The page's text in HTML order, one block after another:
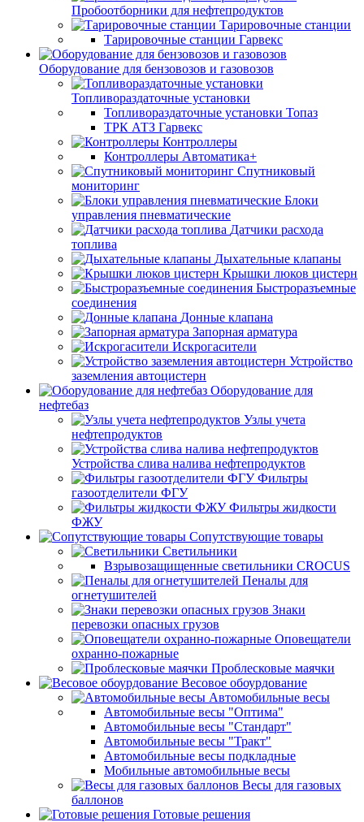
Пробоотборники для нефтепродуктов
Тарировочные станции
Тарировочные станции Гарвекс
Оборудование для бензовозов и газовозов
Топливораздаточные установки
Топливораздаточные установки Топаз
ТРК АТЗ Гарвекс
Контроллеры
Контроллеры Автоматика+
Спутниковый
мониторинг
Блоки
управления пневматические
Датчики расхода
топлива
Дыхательные клапаны
Крышки люков цистерн
Быстроразъемные
соединения
Донные клапана
Запорная арматура
Искрогасители
Устройство
заземления автоцистерн
Оборудование для
нефтебаз
Узлы учета
нефтепродуктов
Устройства слива налива нефтепродуктов
Фильтры
газоотделители ФГУ
Фильтры жидкости
ФЖУ
Сопутствующие товары
Светильники
Взрывозащищенные светильники CROCUS
Пеналы для
огнетушителей
Знаки
перевозки опасных грузов
Оповещатели
охранно-пожарные
Проблесковые маячки
Весовое обоурдование
Автомобильные весы
Автомобильные весы "Оптима"
Автомобильные весы "Стандарт"
Автомобильные весы "Тракт"
Автомобильные весы подкладные
Мобильные автомобильные весы
Весы для газовых
баллонов
Готовые решения